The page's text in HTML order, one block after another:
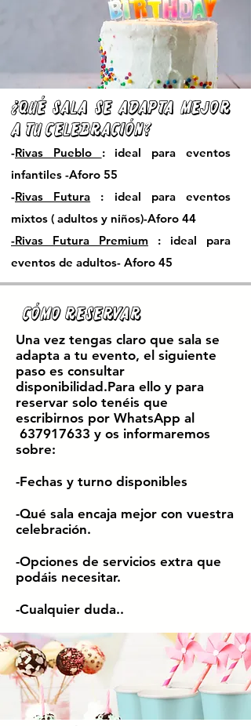
¿Qué sala se adapta mejor
a tu celebración?
-Rivas Pueblo : ideal para eventos
infantiles -Aforo 55
-Rivas Futura : ideal para eventos
mixtos ( adultos y niños)-Aforo 44
-Rivas Futura Premium : ideal para
eventos de adultos- Aforo 45
Cómo reservar
Una vez tengas claro que sala se
adapta a tu evento, el siguiente
paso es consultar
disponibilidad.Para ello y para
reservar solo tenéis que
escribirnos por WhatsApp al
637917633 y os informaremos
sobre:
-Fechas y turno disponibles
-Qué sala encaja mejor con vuestra
celebración.
-Opciones de servicios extra que
podáis necesitar.
-Cualquier duda..